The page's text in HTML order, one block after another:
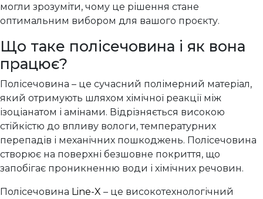
могли зрозуміти, чому це рішення стане
оптимальним вибором для вашого проєкту.
Що таке полісечовина і як вона
працює?
Полісечовина – це сучасний полімерний матеріал,
який отримують шляхом хімічної реакції між
ізоціанатом і амінами. Відрізняється високою
стійкістю до впливу вологи, температурних
перепадів і механічних пошкоджень. Полісечовина
створює на поверхні безшовне покриття, що
запобігає проникненню води і хімічних речовин.
Полісечовина Line-X – це високотехнологічний